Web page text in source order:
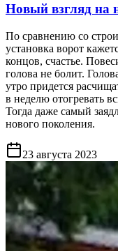
Новый взгляд на
По сравнению со
установка ворот
концов, счастье.
голова не болит.
утро придется
в неделю отогревать
Тогда даже самый
нового поколения.
23 августа 2023